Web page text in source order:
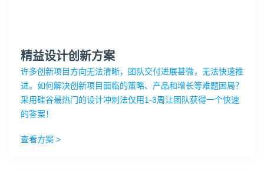
精益设计创新方案
许多创新项目方向无法清晰，团队交付进展甚微，无法快速推
进。如何解决创新项目面临的策略、产品和增长等难题困局？
采用硅谷最热门的设计冲刺法仅用1-3周让团队获得一个快速
的答案！
查看方案 >